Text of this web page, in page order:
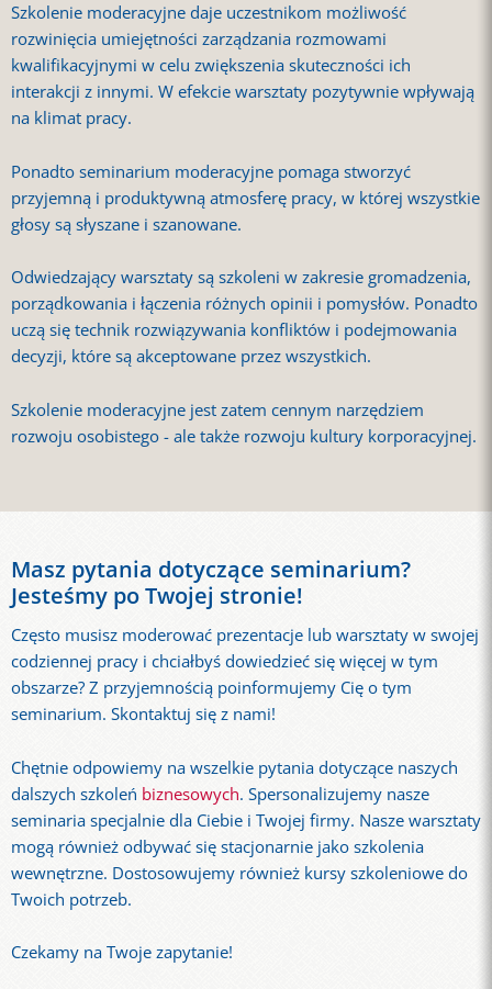
Szkolenie moderacyjne daje uczestnikom możliwość
rozwinięcia umiejętności zarządzania rozmowami
kwalifikacyjnymi w celu zwiększenia skuteczności ich
interakcji z innymi. W efekcie warsztaty pozytywnie wpływają
na klimat pracy.
Ponadto seminarium moderacyjne pomaga stworzyć
przyjemną i produktywną atmosferę pracy, w której wszystkie
głosy są słyszane i szanowane.
Odwiedzający warsztaty są szkoleni w zakresie gromadzenia,
porządkowania i łączenia różnych opinii i pomysłów. Ponadto
uczą się technik rozwiązywania konfliktów i podejmowania
decyzji, które są akceptowane przez wszystkich.
Szkolenie moderacyjne jest zatem cennym narzędziem
rozwoju osobistego - ale także rozwoju kultury korporacyjnej.
Masz pytania dotyczące seminarium?
Jesteśmy po Twojej stronie!
Często musisz moderować prezentacje lub warsztaty w swojej
codziennej pracy i chciałbyś dowiedzieć się więcej w tym
obszarze? Z przyjemnością poinformujemy Cię o tym
seminarium. Skontaktuj się z nami!
Chętnie odpowiemy na wszelkie pytania dotyczące naszych
dalszych szkoleń biznesowych. Spersonalizujemy nasze
seminaria specjalnie dla Ciebie i Twojej firmy. Nasze warsztaty
mogą również odbywać się stacjonarnie jako szkolenia
wewnętrzne. Dostosowujemy również kursy szkoleniowe do
Twoich potrzeb.
Czekamy na Twoje zapytanie!